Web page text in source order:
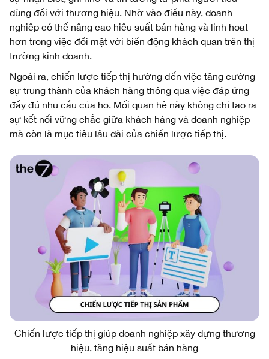
dùng đối với thương hiệu. Nhờ vào điều này, doanh
nghiệp có thể nâng cao hiệu suất bán hàng và linh hoạt
hơn trong việc đối mặt với biến động khách quan trên thị
trường kinh doanh.
Ngoài ra, chiến lược tiếp thị hướng đến việc tăng cường
sự trung thành của khách hàng thông qua việc đáp ứng
đầy đủ nhu cầu của họ. Mối quan hệ này không chỉ tạo ra
sự kết nối vững chắc giữa khách hàng và doanh nghiệp
mà còn là mục tiêu lâu dài của chiến lược tiếp thị.
Chiến lược tiếp thị giúp doanh nghiệp xây dựng thương
hiệu, tăng hiệu suất bán hàng